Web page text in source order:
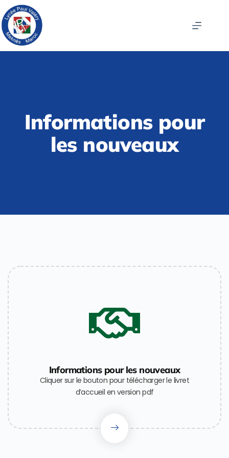
Informations pour
les nouveaux
Informations pour les nouveaux
Cliquer sur le bouton pour télécharger le livret
d’accueil en version pdf